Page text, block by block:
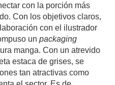
con la porción más
Con los objetivos claros,
con el ilustrador
unpackaging
manga. Con un atrevido
estaca de grises, se
tan atractivas como